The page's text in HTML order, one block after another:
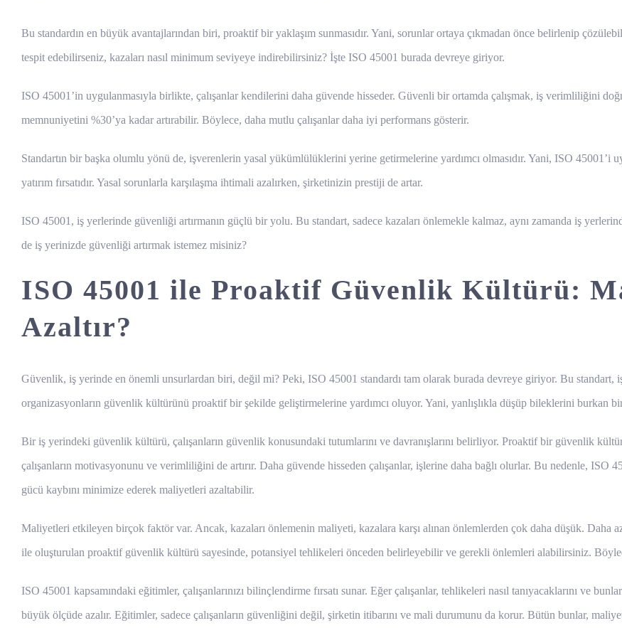
Bu standardın en büyük avantajlarından biri, proaktif bir yaklaşım sunmasıdır. Yani, sorunlar ortaya çıkmadan önce belirlenip
tespit edebilirseniz, kazaları nasıl minimum seviyeye indirebilirsiniz? İşte ISO 45001 burada devreye giriyor.
ISO 45001’in uygulanmasıyla birlikte, çalışanlar kendilerini daha güvende hisseder. Güvenli bir ortamda çalışmak, iş verimliliğini
memnuniyetini %30’ya kadar artırabilir. Böylece, daha mutlu çalışanlar daha iyi performans gösterir.
Standartın bir başka olumlu yönü de, işverenlerin yasal yükümlülüklerini yerine getirmelerine yardımcı olmasıdır. Yani, ISO
yatırım fırsatıdır. Yasal sorunlarla karşılaşma ihtimali azalırken, şirketinizin prestiji de artar.
ISO 45001, iş yerlerinde güvenliği artırmanın güçlü bir yolu. Bu standart, sadece kazaları önlemekle kalmaz, aynı zamanda iş
de iş yerinizde güvenliği artırmak istemez misiniz?
ISO 45001 ile Proaktif Güvenlik Kültürü:
Azaltır?
Güvenlik, iş yerinde en önemli unsurlardan biri, değil mi? Peki, ISO 45001 standardı tam olarak burada devreye giriyor. Bu standart,
organizasyonların güvenlik kültürünü proaktif bir şekilde geliştirmelerine yardımcı oluyor. Yani, yanlışlıkla düşüp bileklerini burkan
Bir iş yerindeki güvenlik kültürü, çalışanların güvenlik konusundaki tutumlarını ve davranışlarını belirliyor. Proaktif bir güvenlik
çalışanların motivasyonunu ve verimliliğini de artırır. Daha güvende hisseden çalışanlar, işlerine daha bağlı olurlar. Bu nedenle,
gücü kaybını minimize ederek maliyetleri azaltabilir.
Maliyetleri etkileyen birçok faktör var. Ancak, kazaları önlemenin maliyeti, kazalara karşı alınan önlemlerden çok daha düşük. Daha
ile oluşturulan proaktif güvenlik kültürü sayesinde, potansiyel tehlikeleri önceden belirleyebilir ve gerekli önlemleri alabilirsiniz.
ISO 45001 kapsamındaki eğitimler, çalışanlarınızı bilinçlendirme fırsatı sunar. Eğer çalışanlar, tehlikeleri nasıl tanıyacaklarını ve
büyük ölçüde azalır. Eğitimler, sadece çalışanların güvenliğini değil, şirketin itibarını ve mali durumunu da korur. Bütün bunlar,